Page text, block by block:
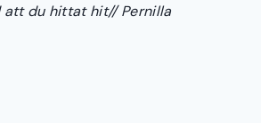
att du hittat hit// Pernilla